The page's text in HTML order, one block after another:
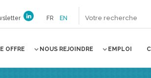
FR EN
OFFRE NOUS REJOINDRE EMPLOI